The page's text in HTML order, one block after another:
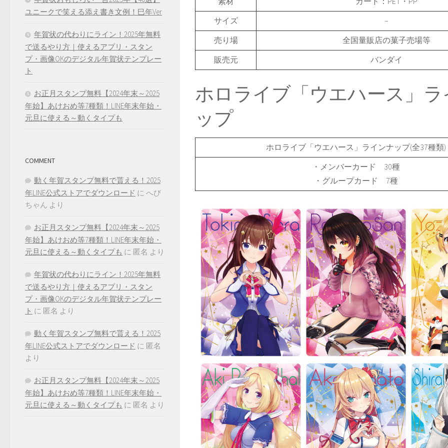
サイズ –
売り場 全国量販店の菓子売場等
販売元 バンダイ
ホロライブ「ウエハース」
ップ
ホロライブ「ウエハース」ラインナップ(全37種類)
・メンバーカード 30種
・グループカード 7種
ユニークで笑える添え書き文例！巳年Ver
年賀状の代わりにライン！2025年無料
で送るやり方｜使えるアプリ・スタン
プ・画像OKのデジタル年賀状テンプレー
ト
お正月スタンプ無料【2024年末～2025
年始】あけおめ等7種類！LINE年末年始・
元旦に使える～動くタイプも
COMMENT
動く年賀スタンプ無料で貰える！2025
年LINE公式ストアでダウンロード に へび
ちゃん より
お正月スタンプ無料【2024年末～2025
年始】あけおめ等7種類！LINE年末年始・
元旦に使える～動くタイプも に 匿名 より
年賀状の代わりにライン！2025年無料
で送るやり方｜使えるアプリ・スタン
プ・画像OKのデジタル年賀状テンプレー
ト に 匿名 より
動く年賀スタンプ無料で貰える！2025
年LINE公式ストアでダウンロード に 匿名
より
お正月スタンプ無料【2024年末～2025
年始】あけおめ等7種類！LINE年末年始・
元旦に使える～動くタイプも に 匿名 より